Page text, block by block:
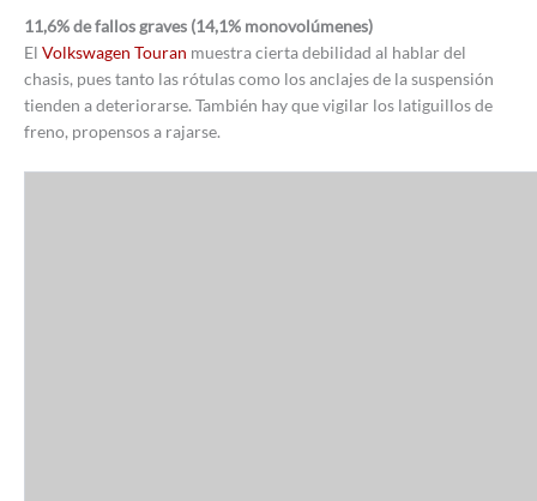
11,6% de fallos graves (14,1% monovolúmenes)
El Volkswagen Touran muestra cierta debilidad al hablar del
chasis, pues tanto las rótulas como los anclajes de la suspensión
tienden a deteriorarse. También hay que vigilar los latiguillos de
freno, propensos a rajarse.